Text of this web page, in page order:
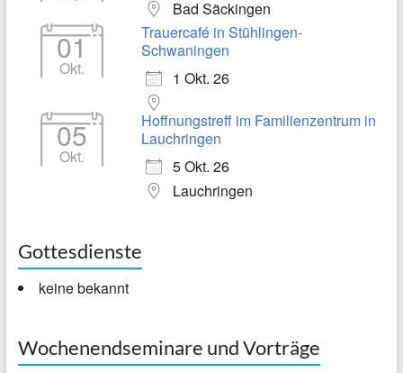
Bad Säckingen
01
Okt.
Trauercafé in Stühlingen-
Schwaningen
1 Okt. 26
05
Okt.
Hoffnungstreff im Familienzentrum in
Lauchringen
5 Okt. 26
Lauchringen
Gottesdienste
keine bekannt
Wochenendseminare und Vorträge